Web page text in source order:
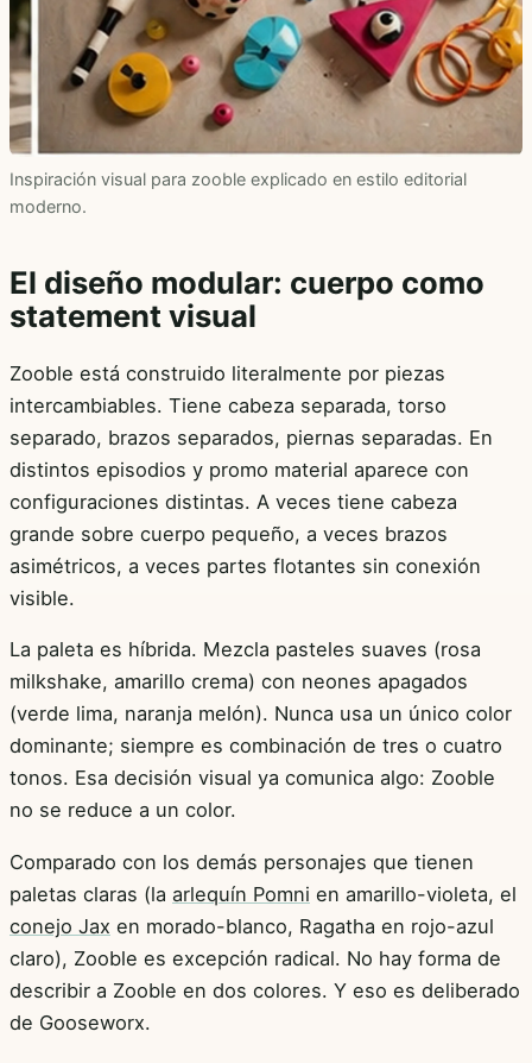
Inspiración visual para zooble explicado en estilo editorial
moderno.
El diseño modular: cuerpo como
statement visual
Zooble está construido literalmente por piezas
intercambiables. Tiene cabeza separada, torso
separado, brazos separados, piernas separadas. En
distintos episodios y promo material aparece con
configuraciones distintas. A veces tiene cabeza
grande sobre cuerpo pequeño, a veces brazos
asimétricos, a veces partes flotantes sin conexión
visible.
La paleta es híbrida. Mezcla pasteles suaves (rosa
milkshake, amarillo crema) con neones apagados
(verde lima, naranja melón). Nunca usa un único color
dominante; siempre es combinación de tres o cuatro
tonos. Esa decisión visual ya comunica algo: Zooble
no se reduce a un color.
Comparado con los demás personajes que tienen
paletas claras (la arlequín Pomni en amarillo-violeta, el
conejo Jax en morado-blanco, Ragatha en rojo-azul
claro), Zooble es excepción radical. No hay forma de
describir a Zooble en dos colores. Y eso es deliberado
de Gooseworx.